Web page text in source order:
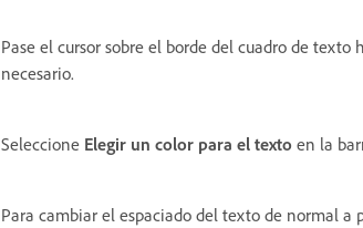
Pase el cursor sobre el borde del cuadro de
necesario.
Seleccione Elegir un color para el texto en la
Para cambiar el espaciado del texto de normal a